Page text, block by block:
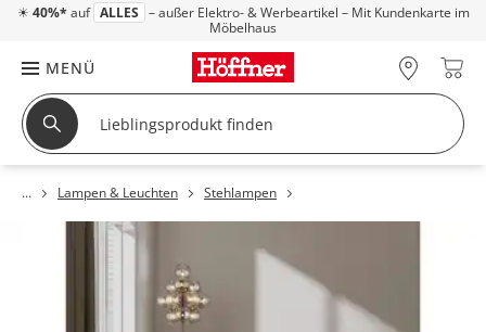
☀ 40%* auf ALLES – außer Elektro- & Werbeartikel – Mit Kundenkarte im
Möbelhaus
MENÜ
Lampen & Leuchten Stehlampen